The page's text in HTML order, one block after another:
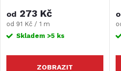
od 273 Kč
Měrná
cena:
od 91 Kč / 1 m
Skladem >5 ks
ZOBRAZIT